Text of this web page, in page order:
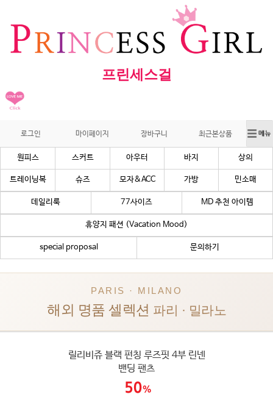
프린세스걸
로그인 마이페이지 장바구니 최근본상품
원피스 스커트 아우터 바지 상의
트레이닝복 슈즈 모자&ACC 가방 민소매
데일리룩 77사이즈 MD 추천 아이템
휴양지 패션 (Vacation Mood)
special proposal 문의하기
PARIS · MILANO
해외 명품 셀렉션 파리 · 밀라노
릴리비쥬 블랙 펀칭 루즈핏 4부 린넨
밴딩 팬츠